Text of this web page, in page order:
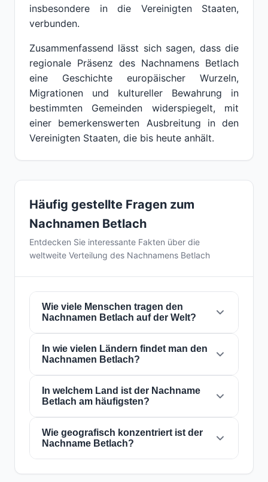
insbesondere in die Vereinigten Staaten,
verbunden.
Zusammenfassend lässt sich sagen, dass die
regionale Präsenz des Nachnamens Betlach
eine Geschichte europäischer Wurzeln,
Migrationen und kultureller Bewahrung in
bestimmten Gemeinden widerspiegelt, mit
einer bemerkenswerten Ausbreitung in den
Vereinigten Staaten, die bis heute anhält.
Häufig gestellte Fragen zum
Nachnamen Betlach
Entdecken Sie interessante Fakten über die
weltweite Verteilung des Nachnamens Betlach
Wie viele Menschen tragen den
Nachnamen Betlach auf der Welt?
Derzeit gibt es weltweit etwa486 Personen
mit dem NachnamenBetlach
dass etwa 1 von16,460,905 Personenauf der
Welt diesen Nachnamen trägt. Er ist in4
Ländern präsent, was seine globale
Verbreitung widerspiegelt.
In wie vielen Ländern findet man den
Nachnamen Betlach?
Der NachnameBetlachist in4 Ländernauf
der ganzen Welt präsent. Dies klassifiziert ihn
als einen Nachnamen mitlokalReichweite.
Seine Präsenz in mehreren Ländern weist auf
historische Migrations- und
Familiendispersionsmuster über die
Jahrhunderte hin.
In welchem Land ist der Nachname
Betlach am häufigsten?
Der NachnameBetlachist am häufigsten in
Vereinigte Staaten von Amerika
348 Personentragen. Dies entspricht71.6%
der weltweiten Gesamtzahl der Personen mit
Wie geografisch konzentriert ist der
Nachname Betlach?
Der NachnameBetlachhat einsehr